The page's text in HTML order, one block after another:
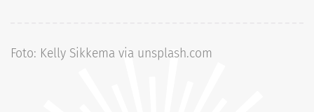
Foto: Kelly Sikkema via unsplash.com